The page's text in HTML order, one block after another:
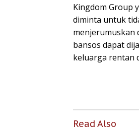
Kingdom Group
diminta untuk
menjerumuskan
bansos dapat
keluarga rentan
Read Also